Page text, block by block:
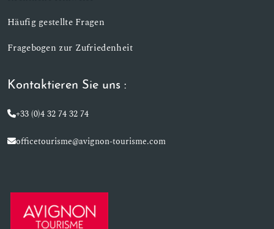
Häufig gestellte Fragen
Fragebogen zur Zufriedenheit
Kontaktieren Sie uns :
+33 (0)4 32 74 32 74
officetourisme@avignon-tourisme.com